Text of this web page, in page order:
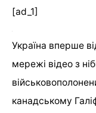
[ad_1]
Україна вперше
мережі відео з
канадському